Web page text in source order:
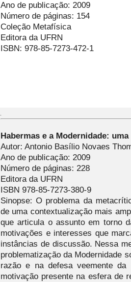
Ano de publicação: 2009
Número de páginas: 154
Coleção Metafísica
Editora da UFRN
ISBN: 978-85-7273-472-1
Habermas e a Modernidade:
Autor: Antonio Basílio Novaes
Ano de publicação: 2009
Número de páginas: 228
Editora da UFRN
ISBN 978-85-7273-380-9
Sinopse: O problema da
de uma contextualização mais
que articula o assunto em torno
motivações e interesses que
instâncias de discussão. Nessa
problematização da Modernidade
razão e na defesa veemente
motivação presente na esfera de